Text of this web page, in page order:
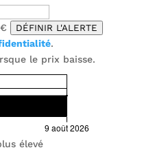
€ DÉFINIR L'ALERTE
.
le prix baisse.
élevé